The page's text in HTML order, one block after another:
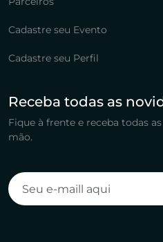
Cadastre seu Evento
Cadastre seu Perfil
Receba todas as
Fique à frente e receba todas
mão.